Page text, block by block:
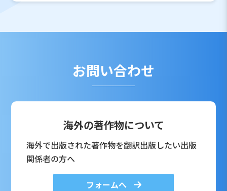
お問い合わせ
海外の著作物について
海外で出版された著作物を翻訳出版したい出版
関係者の方へ
フォームへ